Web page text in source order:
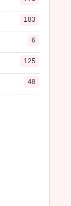
183
6
125
48